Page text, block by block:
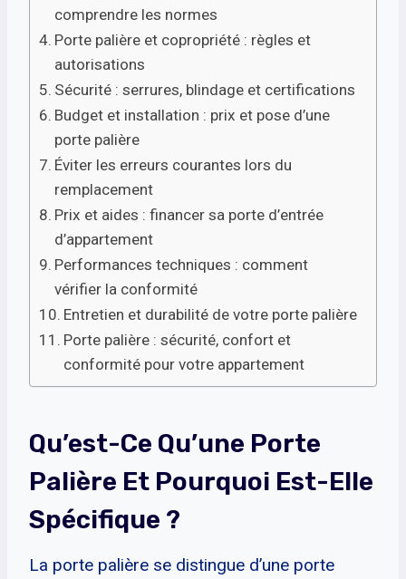
comprendre les normes
Porte palière et copropriété : règles et
autorisations
Sécurité : serrures, blindage et certifications
Budget et installation : prix et pose d’une
porte palière
Éviter les erreurs courantes lors du
remplacement
Prix et aides : financer sa porte d’entrée
d’appartement
Performances techniques : comment
vérifier la conformité
Entretien et durabilité de votre porte palière
Porte palière : sécurité, confort et
conformité pour votre appartement
Qu’est-Ce Qu’une Porte
Palière Et Pourquoi Est-Elle
Spécifique ?
La porte palière se distingue d’une porte